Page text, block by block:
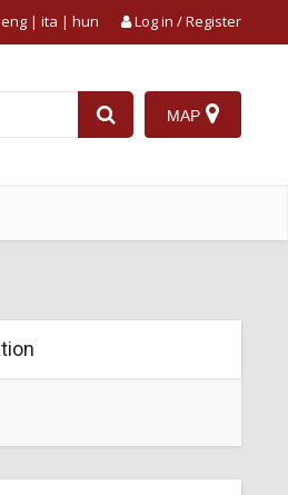
Log in / Register
eng | ita | hun
MAP